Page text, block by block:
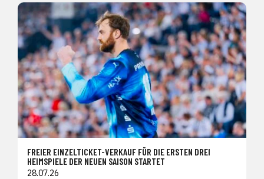
FREIER EINZELTICKET-VERKAUF FÜR DIE ERSTEN DREI
HEIMSPIELE DER NEUEN SAISON STARTET
28.07.26